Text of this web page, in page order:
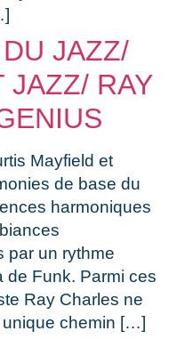
JAZZ/
JAZZ/ RAY
Mayfield et
de base du
harmoniques
par un rythme
de Funk. Parmi ces
Ray Charles ne
unique chemin […]